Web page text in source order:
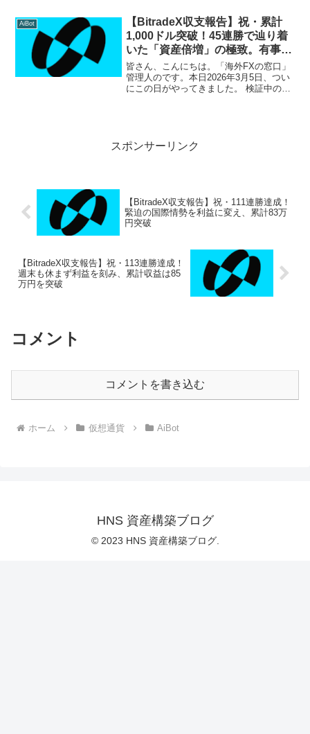
寄せ付けず、ついに 23日間連続の無敗記
録...
AiBot
【BitradeX収支報告】祝・累計
1,000ドル突破！45連勝で辿り着
いた「資産倍増」の極致。有事の
相場でAIが独走
皆さん、こんにちは。「海外FXの窓口」
管理人のです。本日2026年3月5日、つい
にこの日がやってきました。 検証中の
スポンサーリンク
【BitradeX収支報告】祝・111連勝達成！
緊迫の国際情勢を利益に変え、累計83万
円突破
【BitradeX収支報告】祝・113連勝達成！
週末も休まず利益を刻み、累計収益は85
万円を突破
コメント
コメントを書き込む
ホーム 仮想通貨 AiBot
HNS 資産構築ブログ
© 2023 HNS 資産構築ブログ.